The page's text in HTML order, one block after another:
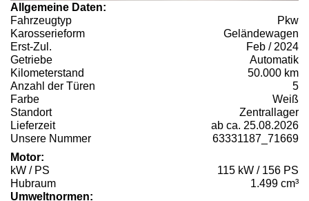
Allgemeine Daten:
Fahrzeugtyp
Pkw
Karosserieform
Geländewagen
Erst-Zul.
Feb / 2024
Getriebe
Automatik
Kilometerstand
50.000 km
Anzahl der Türen
5
Farbe
Weiß
Standort
Zentrallager
Lieferzeit
ab ca. 25.08.2026
Unsere Nummer
63331187_71669
Motor:
kW / PS
115 kW / 156 PS
Hubraum
1.499 cm³
Umweltnormen: